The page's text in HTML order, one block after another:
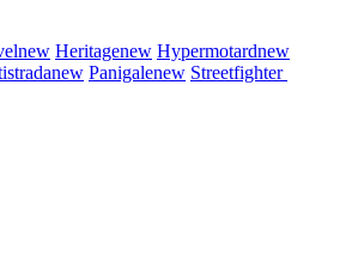
new Heritagenew Hypermotardnew
new Panigalenew Streetfighter